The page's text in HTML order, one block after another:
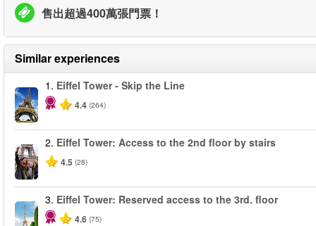
售出超過400萬張門票！
Similar experiences
1. Eiffel Tower - Skip the Line
4.4 (264)
2. Eiffel Tower: Access to the 2nd floor by stairs
4.5 (28)
3. Eiffel Tower: Reserved access to the 3rd. floor
4.6 (75)